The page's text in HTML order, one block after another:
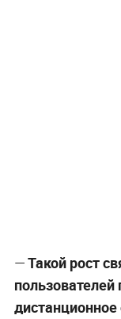
—Такой рост
дистанционное